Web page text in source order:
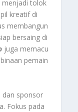
menjadi tolok
kreatif di
membangun
bersaing di
juga memacu
pemain
sponsor
Fokus pada